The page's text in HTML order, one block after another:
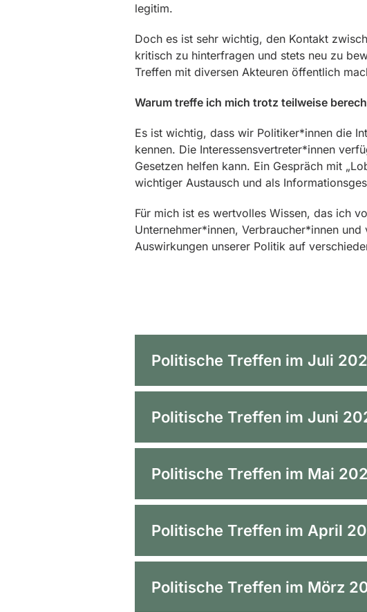
legitim.
Doch es ist sehr wichtig, den Kontakt
kritisch zu hinterfragen und stets neu zu
Treffen mit diversen Akteuren öffentlich
Warum treffe ich mich trotz teilweise
Es ist wichtig, dass wir Politiker*innen die
kennen. Die Interessensvertreter*innen
Gesetzen helfen kann. Ein Gespräch mit
wichtiger Austausch und als
Für mich ist es wertvolles Wissen, das ich
Unternehmer*innen, Verbraucher*innen
Auswirkungen unserer Politik auf
Politische Treffen im Juli
Politische Treffen im Juni
Deutscher LandFrauentag
Bund ökologischer
Ernährungsrat Köln
Politische Treffen im Mai
Hof zur Hellen e. V.
Rheinischer Landwirtschaftsverband,
Westfälischer
Politische Treffen im April
Politische Treffen im Mörz